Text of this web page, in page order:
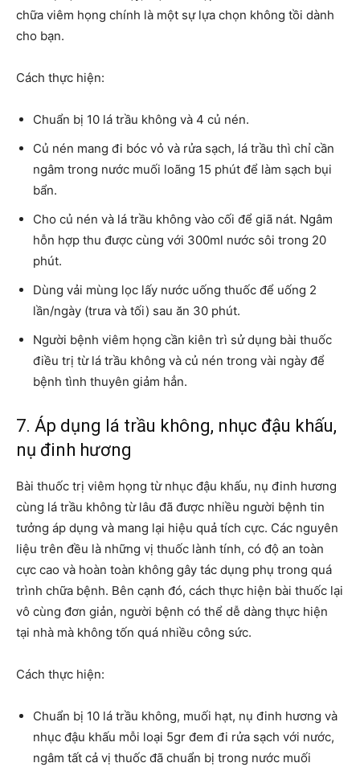
chữa viêm họng chính là một sự lựa chọn không tồi dành
cho bạn.
Cách thực hiện:
Chuẩn bị 10 lá trầu không và 4 củ nén.
Củ nén mang đi bóc vỏ và rửa sạch, lá trầu thì chỉ cần
ngâm trong nước muối loãng 15 phút để làm sạch bụi
bẩn.
Cho củ nén và lá trầu không vào cối để giã nát. Ngâm
hỗn hợp thu được cùng với 300ml nước sôi trong 20
phút.
Dùng vải mùng lọc lấy nước uống thuốc để uống 2
lần/ngày (trưa và tối) sau ăn 30 phút.
Người bệnh viêm họng cần kiên trì sử dụng bài thuốc
điều trị từ lá trầu không và củ nén trong vài ngày để
bệnh tình thuyên giảm hẳn.
7. Áp dụng lá trầu không, nhục đậu khấu,
nụ đinh hương
Bài thuốc trị viêm họng từ nhục đậu khấu, nụ đinh hương
cùng lá trầu không từ lâu đã được nhiều người bệnh tin
tưởng áp dụng và mang lại hiệu quả tích cực. Các nguyên
liệu trên đều là những vị thuốc lành tính, có độ an toàn
cực cao và hoàn toàn không gây tác dụng phụ trong quá
trình chữa bệnh. Bên cạnh đó, cách thực hiện bài thuốc lại
vô cùng đơn giản, người bệnh có thể dễ dàng thực hiện
tại nhà mà không tốn quá nhiều công sức.
Cách thực hiện:
Chuẩn bị 10 lá trầu không, muối hạt, nụ đinh hương và
nhục đậu khấu mỗi loại 5gr đem đi rửa sạch với nước,
ngâm tất cả vị thuốc đã chuẩn bị trong nước muối